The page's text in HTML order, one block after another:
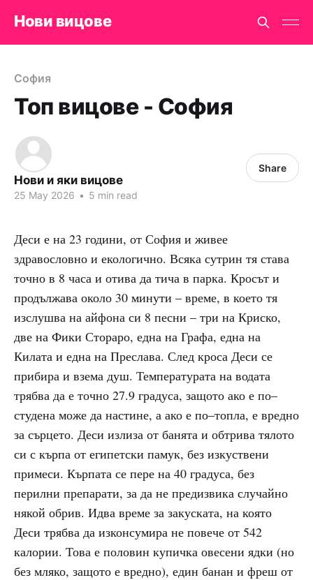
Нови вицове
София
Топ вицове - София
Нови и яки вицове
25 May 2026 • 5 min read
Share
Деси е на 23 години, от София и живее
здравословно и екологично. Всяка сутрин тя става
точно в 8 часа и отива да тича в парка. Кросът и
продължава около 30 минути – време, в което тя
изслушва на айфона си 8 песни – три на Криско,
две на Фики Стораро, една на Графа, една на
Килата и една на Преслава. След кроса Деси се
прибира и взема душ. Температурата на водата
трябва да е точно 27.9 градуса, защото ако е по–
студена може да настине, а ако е по–топла, е вредно
за сърцето. Деси излиза от банята и обтрива тялото
си с кърпа от египетски памук, без изкуствени
примеси. Кърпата се пере на 40 градуса, без
перилни препарати, за да не предизвика случайно
някой обрив. Идва време за закуската, на която
Деси трябва да изконсумира не повече от 542
калории. Това е половин купичка овесени ядки (но
без мляко, защото е вредно), един банан и фреш от